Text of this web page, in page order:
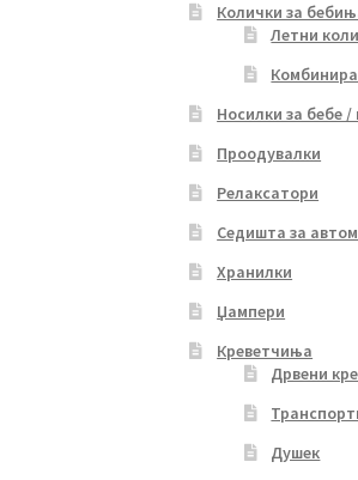
Колички за
Летни
Носилки за бебе /
Проодувалки
Релаксатори
Седишта за
Хранилки
Џампери
Креветчиња
Дрвени
Душек